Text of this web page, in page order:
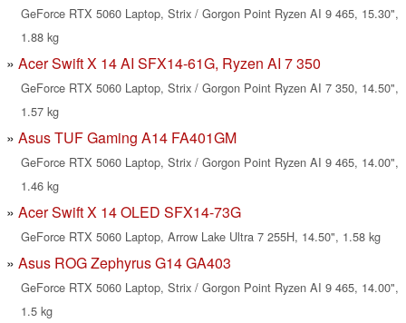
GeForce RTX 5060 Laptop, Strix / Gorgon Point Ryzen AI 9 465, 15.30",
1.88 kg
Acer Swift X 14 AI SFX14-61G, Ryzen AI 7 350
GeForce RTX 5060 Laptop, Strix / Gorgon Point Ryzen AI 7 350, 14.50",
1.57 kg
Asus TUF Gaming A14 FA401GM
GeForce RTX 5060 Laptop, Strix / Gorgon Point Ryzen AI 9 465, 14.00",
1.46 kg
Acer Swift X 14 OLED SFX14-73G
GeForce RTX 5060 Laptop, Arrow Lake Ultra 7 255H, 14.50", 1.58 kg
Asus ROG Zephyrus G14 GA403
GeForce RTX 5060 Laptop, Strix / Gorgon Point Ryzen AI 9 465, 14.00",
1.5 kg